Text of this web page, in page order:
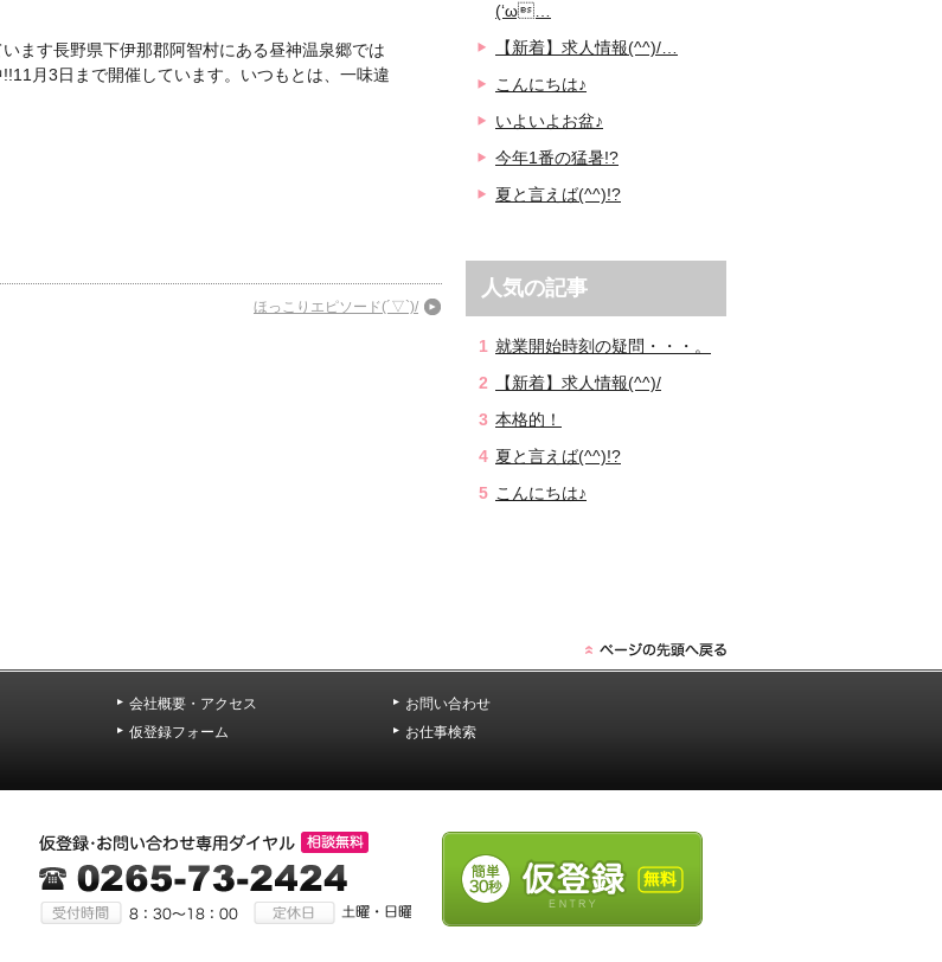
ます長野県下伊那郡阿智村にある昼神温泉郷では
!!11月3日まで開催しています。いつもとは、一味違
ほっこりエピソード(´▽`)/
(‘ω…
【新着】求人情報(^^)/…
こんにちは♪
いよいよお盆♪
今年1番の猛暑!?
夏と言えば(^^)!?
人気の記事
就業開始時刻の疑問・・・。
【新着】求人情報(^^)/
本格的！
夏と言えば(^^)!?
こんにちは♪
会社概要・アクセス
お問い合わせ
仮登録フォーム
お仕事検索